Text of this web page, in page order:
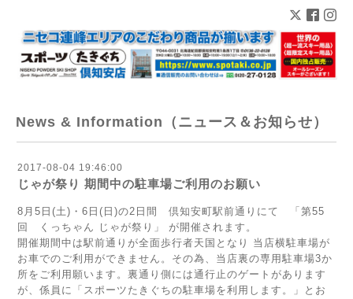
News & Information（ニュース＆お知らせ）
2017-08-04 19:46:00
じゃが祭り 期間中の駐車場ご利用のお願い
8月5日(土)・6日(日)の2日間 倶知安町駅前通りにて
「第55
回 くっちゃん じゃが祭り」
が開催されます。
開催期間中は駅前通りが全面歩行者天国となり 当店横駐車場が
お車でのご利用ができません。その為、当店裏の専用駐車場3か
所をご利用願います。裏通り側には通行止のゲートがあります
が、係員に「スポーツたきぐちの駐車場を利用します。」とお